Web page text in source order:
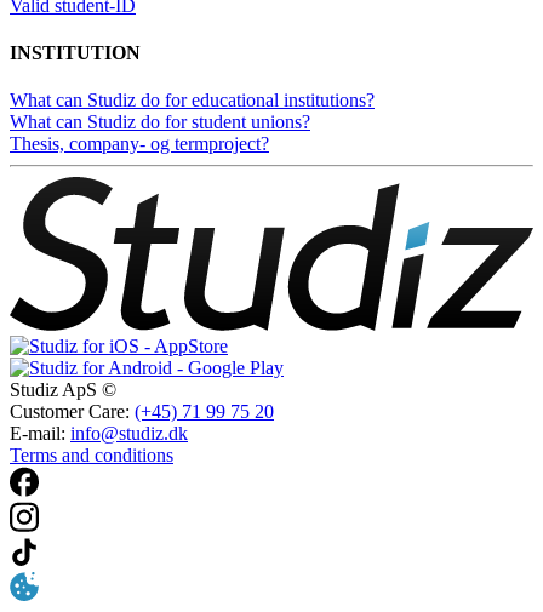
Valid student-ID
INSTITUTION
What can Studiz do for educational institutions?
What can Studiz do for student unions?
Thesis, company- og termproject?
Studiz ApS ©
Customer Care: (+45) 71 99 75 20
E-mail: info@studiz.dk
Terms and conditions